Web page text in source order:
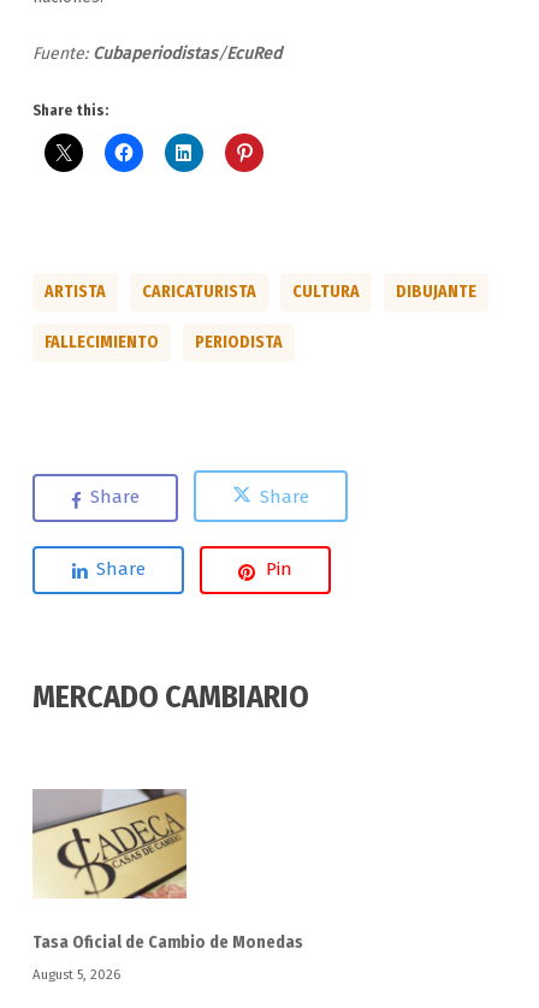
Fuente: Cubaperiodistas/EcuRed
Share this:
ARTISTA CARICATURISTA CULTURA DIBUJANTE
FALLECIMIENTO PERIODISTA
Share Share
Share Pin
MERCADO CAMBIARIO
Tasa Oficial de Cambio de Monedas
August 5, 2026